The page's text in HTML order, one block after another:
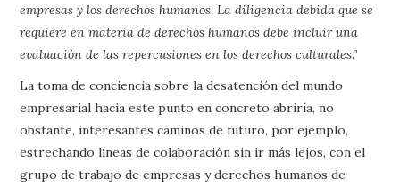
empresas y los derechos humanos. La diligencia debida que se
requiere en materia de derechos humanos debe incluir una
evaluación de las repercusiones en los derechos culturales.”
La toma de conciencia sobre la desatención del mundo
empresarial hacia este punto en concreto abriría, no
obstante, interesantes caminos de futuro, por ejemplo,
estrechando líneas de colaboración sin ir más lejos, con el
grupo de trabajo de empresas y derechos humanos de